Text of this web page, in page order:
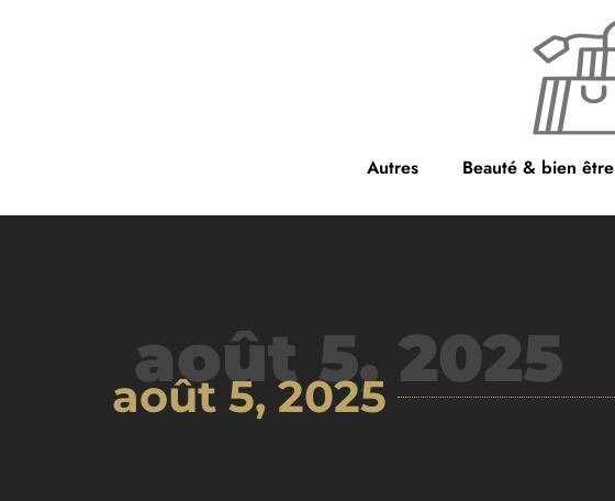
Autres Beauté & bien être
août 5, 2025
août 5, 2025